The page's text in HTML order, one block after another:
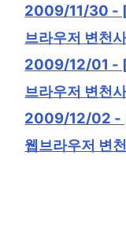
2009/11/30 -
브라우저 변천
2009/12/01 -
브라우저 변
2009/12/02 -
웹브라우저